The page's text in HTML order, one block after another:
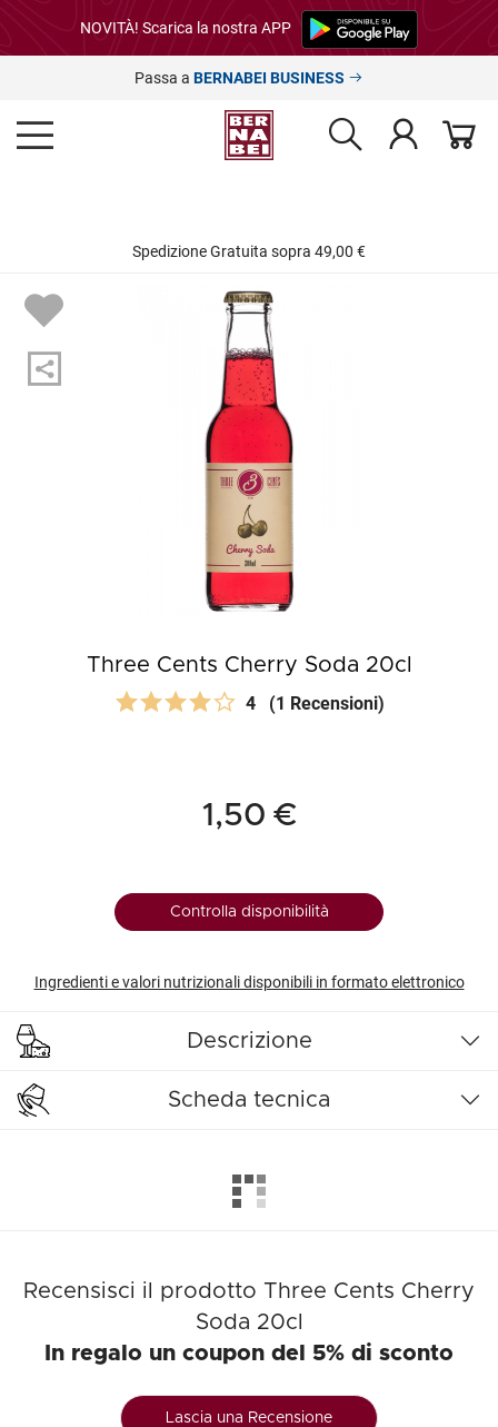
NOVITÀ! Scarica la nostra APP
Passa a BERNABEI BUSINESS
Spedizione Gratuita sopra 49,00 €
Three Cents Cherry Soda 20cl
4 (1 Recensioni)
1,50 €
Controlla disponibilità
Ingredienti e valori nutrizionali disponibili in formato elettronico
Descrizione
Scheda tecnica
Recensisci il prodotto Three Cents Cherry
Soda 20cl
In regalo un coupon del 5% di sconto
Lascia una Recensione